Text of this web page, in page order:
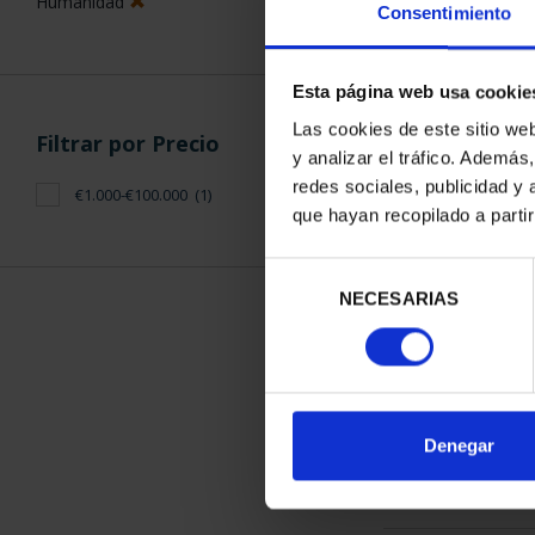
Consentimiento
Esta página web usa
Las cookies de este sitio
y analizar el tráfico.
redes sociales, publicidad y
que hayan recopilado a
consentimiento
NECESARIAS
Denegar
Filtrar por Precio
€1.000-€100.000 (1)
CIUDADES
LA
ORDENAR POR: